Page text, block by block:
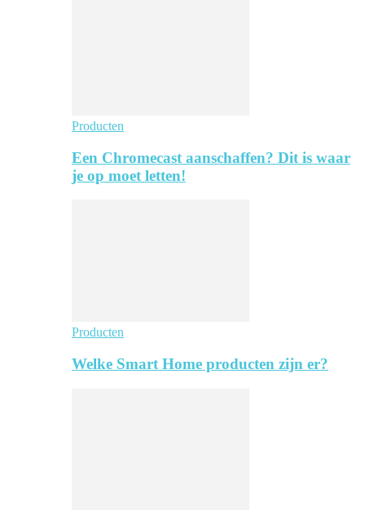
Producten
Een Chromecast aanschaffen? Dit is waar
je op moet letten!
Producten
Welke Smart Home producten zijn er?